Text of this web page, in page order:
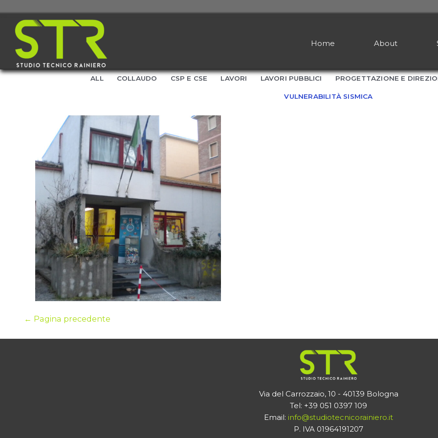
Home About
ALL COLLAUDO CSP E CSE LAVORI LAVORI PUBBLICI PROGETTAZIONE E
VULNERABILITÀ SISMICA
← Pagina precedente
Via del Carrozzaio, 10 - 40139 Bologna
Tel: +39 051 0397 109
Email: info@studiotecnicorainiero.it
P. IVA 01964191207